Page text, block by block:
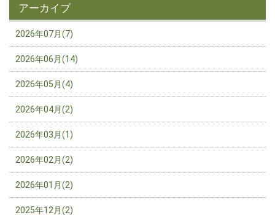
アーカイブ
2026年07月(7)
2026年06月(14)
2026年05月(4)
2026年04月(2)
2026年03月(1)
2026年02月(2)
2026年01月(2)
2025年12月(2)